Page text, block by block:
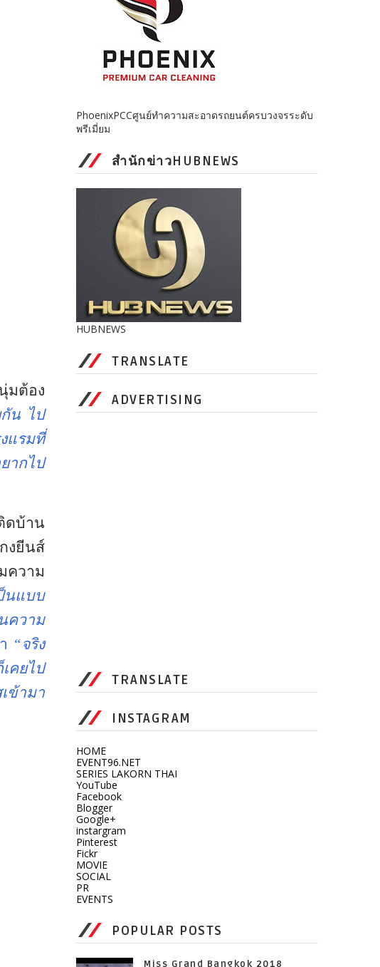
มต้อง
น ไป
แรมที่
ากไป
ดบ้าน
งยีนส์
ความ
นแบบ
ความ
“จริง
คยไป
ข้ามา
PhoenixPCCศูนย์ทำความสะอาดรถยนต์ครบวงจรระดับ
พรีเมี่ยม
สำนักข่าวHUBNEWS
HUBNEWS
TRANSLATE
ADVERTISING
TRANSLATE
INSTAGRAM
HOME
EVENT96.NET
SERIES LAKORN THAI
YouTube
Facebook
Blogger
Google+
instargram
Pinterest
Fickr
MOVIE
SOCIAL
PR
EVENTS
POPULAR POSTS
Miss Grand Bangkok 2018